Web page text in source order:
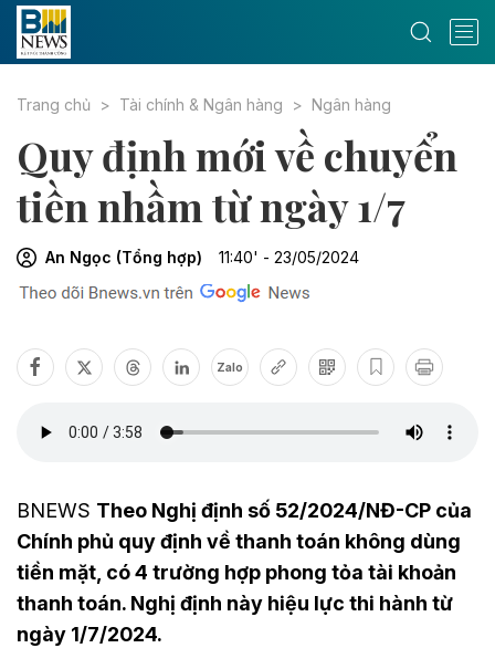
Trang chủ Tài chính & Ngân hàng Ngân hàng
Quy định mới về chuyển
tiền nhầm từ ngày 1/7
An Ngọc (Tổng hợp) 11:40' - 23/05/2024
Zalo
BNEWS Theo Nghị định số 52/2024/NĐ-CP của
Chính phủ quy định về thanh toán không dùng
tiền mặt, có 4 trường hợp phong tỏa tài khoản
thanh toán. Nghị định này hiệu lực thi hành từ
ngày 1/7/2024.